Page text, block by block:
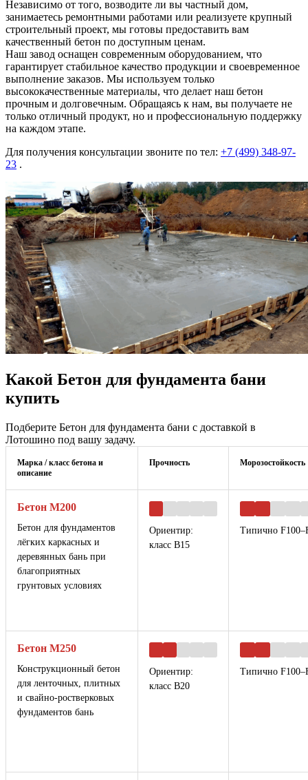
Независимо от того, возводите ли вы частный дом,
занимаетесь ремонтными работами или реализуете крупный
строительный проект, мы готовы предоставить вам
качественный бетон по доступным ценам.
Наш завод оснащен современным оборудованием, что
гарантирует стабильное качество продукции и своевременное
выполнение заказов. Мы используем только
высококачественные материалы, что делает наш бетон
прочным и долговечным. Обращаясь к нам, вы получаете не
только отличный продукт, но и профессиональную поддержку
на каждом этапе.
Для получения консультации звоните по тел: +7 (499) 348-97-
23 .
Какой Бетон для фундамента бани
купить
Подберите Бетон для фундамента бани с доставкой в
Лотошино под вашу задачу.
Марка / класс бетона и
описание
Прочность Морозостойкость
Бетон М200
Бетон для фундаментов
лёгких каркасных и
деревянных бань при
благоприятных
грунтовых условиях
Ориентир:
класс B15
Типично
Бетон М250
Конструкционный бетон
для ленточных, плитных
и свайно-ростверковых
фундаментов бань
Ориентир:
класс B20
Типично